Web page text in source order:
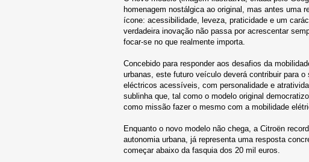
homenagem nostálgica ao original, mas antes uma
ícone: acessibilidade, leveza, praticidade e um
verdadeira inovação não passa por acrescentar
focar-se no que realmente importa.
Concebido para responder aos desafios da
urbanas, este futuro veículo deverá contribuir para
eléctricos acessíveis, com personalidade e
sublinha que, tal como o modelo original
como missão fazer o mesmo com a mobilidade
Enquanto o novo modelo não chega, a Citroën
autonomia urbana, já representa uma resposta
começar abaixo da fasquia dos 20 mil euros.